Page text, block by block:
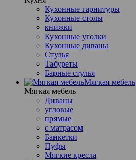
Кухонные гарнитуры
Кухонные столы
книжки
Кухонные уголки
Кухонные диваны
Стулья
Табуреты
Барные стулья
Мягкая мебель
Мягкая мебель
Диваны
угловые
прямые
с матрасом
Банкетки
Пуфы
Мягкие кресла